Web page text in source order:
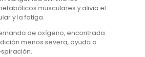
musculares y alivia el
y la fatiga.
de oxígeno, encontrada
menos severa, ayuda a